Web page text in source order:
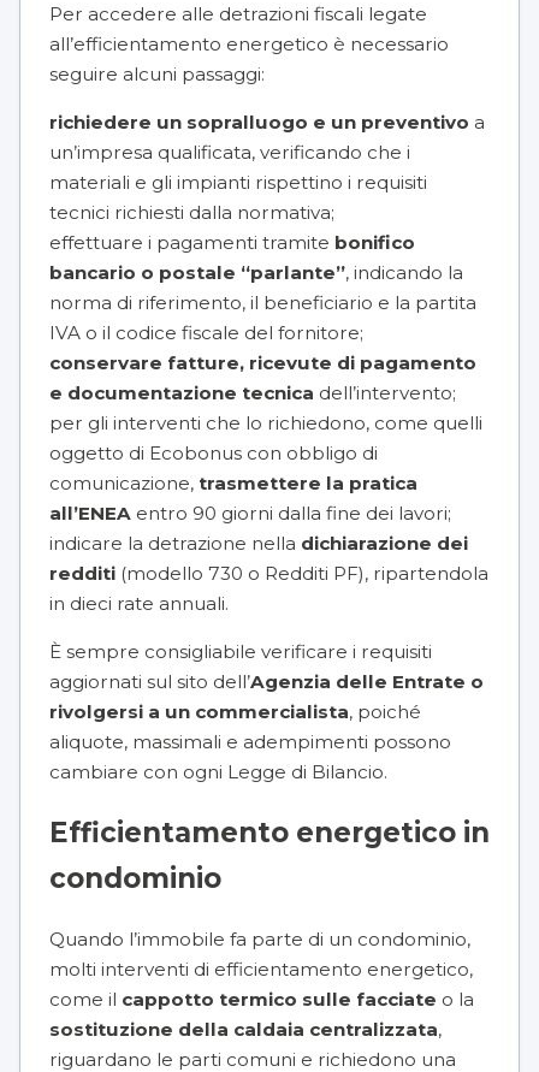
Per accedere alle detrazioni fiscali legate
all’efficientamento energetico è necessario
seguire alcuni passaggi:
richiedere un sopralluogo e un preventivo a
un’impresa qualificata, verificando che i
materiali e gli impianti rispettino i requisiti
tecnici richiesti dalla normativa;
effettuare i pagamenti tramite bonifico
bancario o postale “parlante”, indicando la
norma di riferimento, il beneficiario e la partita
IVA o il codice fiscale del fornitore;
conservare fatture, ricevute di pagamento
e documentazione tecnica dell’intervento;
per gli interventi che lo richiedono, come quelli
oggetto di Ecobonus con obbligo di
comunicazione, trasmettere la pratica
all’ENEA entro 90 giorni dalla fine dei lavori;
indicare la detrazione nella dichiarazione dei
redditi (modello 730 o Redditi PF), ripartendola
in dieci rate annuali.
È sempre consigliabile verificare i requisiti
aggiornati sul sito dell’Agenzia delle Entrate o
rivolgersi a un commercialista, poiché
aliquote, massimali e adempimenti possono
cambiare con ogni Legge di Bilancio.
Efficientamento energetico in
condominio
Quando l’immobile fa parte di un condominio,
molti interventi di efficientamento energetico,
come il cappotto termico sulle facciate o la
sostituzione della caldaia centralizzata,
riguardano le parti comuni e richiedono una